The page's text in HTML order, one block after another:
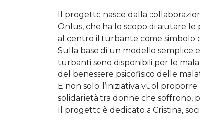
Il progetto nasce dalla
Onlus, che ha lo scopo di aiutare le
al centro il turbante come simbolo
Sulla base di un modello semplice
turbanti sono disponibili per le
del benessere psicofisico delle
E non solo: l’iniziativa vuol
solidarietà tra donne che soffrono,
Il progetto è dedicato a Cristina,